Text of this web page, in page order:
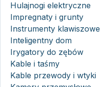
Hulajnogi elektryczne
Impregnaty i grunty
Instrumenty klawiszowe
Inteligentny dom
Irygatory do zębów
Kable i taśmy
Kable przewody i wtyki